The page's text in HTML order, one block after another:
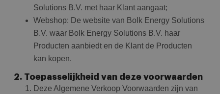
Solutions B.V. met haar Klant aangaat;
Webshop: De website van Bolk Energy Solutions
B.V. waar Bolk Energy Solutions B.V. haar
Producten aanbiedt en de Klant de Producten
kan kopen.
2. Toepasselijkheid van deze voorwaarden
Deze Algemene Verkoop Voorwaarden zijn van